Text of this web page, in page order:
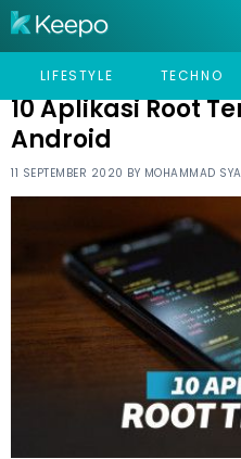
LIFESTYLE TECHNO
HOME TECHNO 10 APLIKASI ROOT
10 Aplikasi Root
Android
11 SEPTEMBER 2020 BY MOHAMMAD